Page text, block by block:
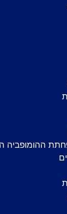
ההומופביה